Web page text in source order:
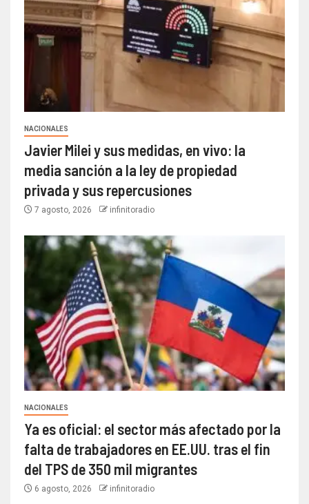
NACIONALES
Javier Milei y sus medidas, en vivo: la
media sanción a la ley de propiedad
privada y sus repercusiones
7 agosto, 2026 infinitoradio
NACIONALES
Ya es oficial: el sector más afectado por la
falta de trabajadores en EE.UU. tras el fin
del TPS de 350 mil migrantes
6 agosto, 2026 infinitoradio